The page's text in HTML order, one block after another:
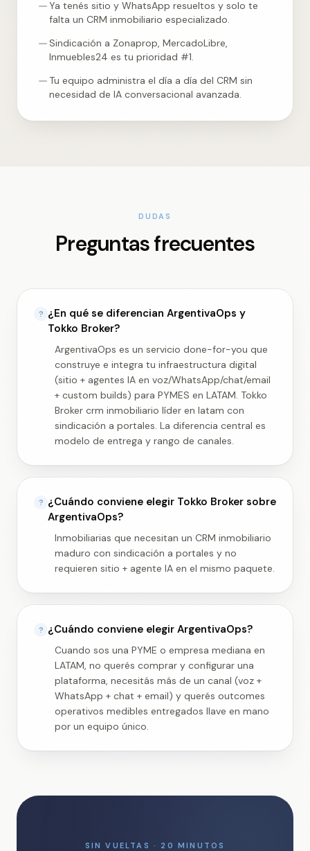
Ya tenés sitio y WhatsApp resueltos y solo te
falta un CRM inmobiliario especializado.
Sindicación a Zonaprop, MercadoLibre,
Inmuebles24 es tu prioridad #1.
Tu equipo administra el día a día del CRM sin
necesidad de IA conversacional avanzada.
DUDAS
Preguntas frecuentes
? ¿En qué se diferencian ArgentivaOps y
Tokko Broker?
ArgentivaOps es un servicio done-for-you que
construye e integra tu infraestructura digital
(sitio + agentes IA en voz/WhatsApp/chat/email
+ custom builds) para PYMES en LATAM. Tokko
Broker crm inmobiliario líder en latam con
sindicación a portales. La diferencia central es
modelo de entrega y rango de canales.
? ¿Cuándo conviene elegir Tokko Broker sobre
ArgentivaOps?
Inmobiliarias que necesitan un CRM inmobiliario
maduro con sindicación a portales y no
requieren sitio + agente IA en el mismo paquete.
? ¿Cuándo conviene elegir ArgentivaOps?
Cuando sos una PYME o empresa mediana en
LATAM, no querés comprar y configurar una
plataforma, necesitás más de un canal (voz +
WhatsApp + chat + email) y querés outcomes
operativos medibles entregados llave en mano
por un equipo único.
SIN VUELTAS · 20 MINUTOS